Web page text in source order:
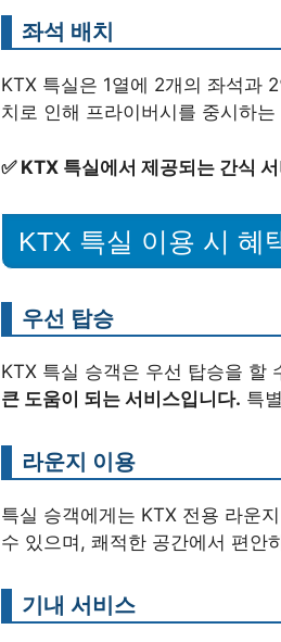
좌석 배치
KTX 특실은 1열에 2개의 좌석과
치로 인해 프라이버시를 중시하
✅ KTX 특실에서 제공되는 간식
KTX 특실 이용 시 혜
우선 탑승
KTX 특실 승객은 우선 탑승을 할
큰 도움이 되는 서비스입니다. 특
라운지 이용
특실 승객에게는 KTX 전용 라운
수 있으며, 쾌적한 공간에서 편안
기내 서비스